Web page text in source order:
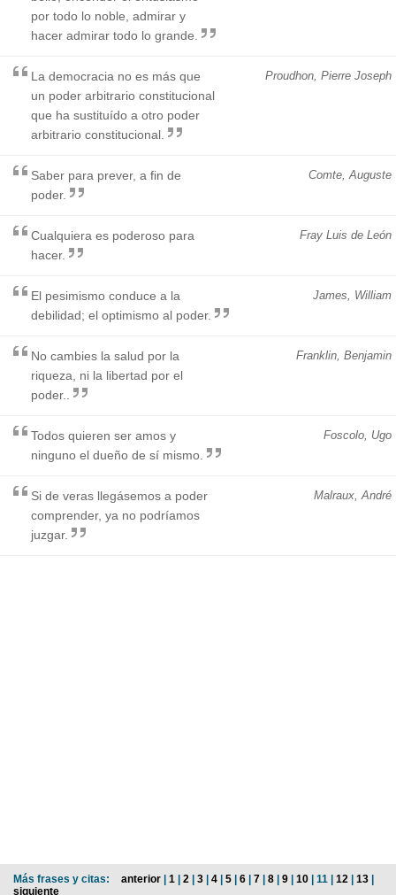
por todo lo noble, admirar y
hacer admirar todo lo grande.
Proudhon, Pierre Joseph
La democracia no es más que
un poder arbitrario constitucional
que ha sustituído a otro poder
arbitrario constitucional.
Comte, Auguste
Saber para prever, a fin de
poder.
Fray Luis de León
Cualquiera es poderoso para
hacer.
James, William
El pesimismo conduce a la
debilidad; el optimismo al poder.
Franklin, Benjamin
No cambies la salud por la
riqueza, ni la libertad por el
poder..
Foscolo, Ugo
Todos quieren ser amos y
ninguno el dueño de sí mismo.
Malraux, André
Si de veras llegásemos a poder
comprender, ya no podríamos
juzgar.
Más frases y citas: anterior | 1 | 2 | 3 | 4 | 5 | 6 | 7 | 8 | 9 | 10 | 11 | 12 | 13 |
siguiente